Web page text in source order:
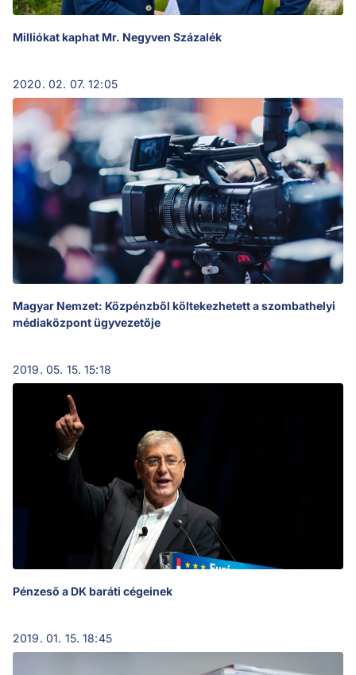
Milliókat kaphat Mr. Negyven Százalék
2020. 02. 07. 12:05
Magyar Nemzet: Közpénzből költekezhetett a szombathelyi
médiaközpont ügyvezetője
2019. 05. 15. 15:18
Pénzeső a DK baráti cégeinek
2019. 01. 15. 18:45